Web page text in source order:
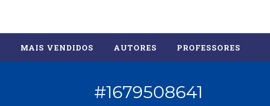
MAIS VENDIDOS AUTORES PROFESSORES
#1679508641